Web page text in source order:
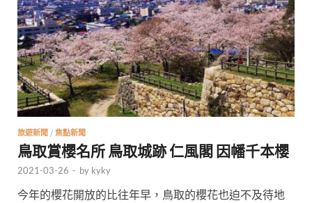
旅遊新聞 / 焦點新聞
鳥取賞櫻名所 鳥取城跡 仁風閣 因幡千本櫻
2021-03-26 - by kyky
今年的櫻花開放的比往年早，鳥取的櫻花也迫不及待地